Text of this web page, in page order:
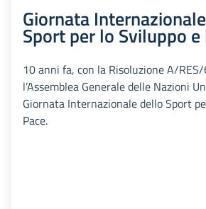
Giornata
Sport per lo Sviluppo e
10 anni fa, con la Risoluzione A/
l’Assemblea Generale delle Nazioni
Giornata Internazionale dello Sport
Pace.